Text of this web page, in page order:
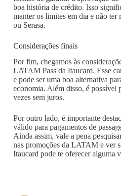
boa história de crédito. Isso
manter os limites em dia e não ter
ou Serasa.
Considerações finais
Por fim, chegamos às
LATAM Pass da Itaucard. Esse
e pode ser uma boa alternativa
economia. Além disso, é possível
vezes sem juros.
Por outro lado, é importante
válido para pagamentos de
Ainda assim, vale a pena
nas promoções da LATAM e ver
Itaucard pode te oferecer alguma